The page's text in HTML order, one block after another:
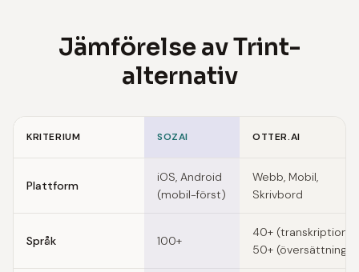
Jämförelse av Trint-
alternativ
KRITERIUM SOZAI OTTER.AI
Plattform
iOS, Android
(mobil-först)
Webb, Mobil,
Skrivbord
Språk 100+
40+ (transkription),
50+ (översättning)